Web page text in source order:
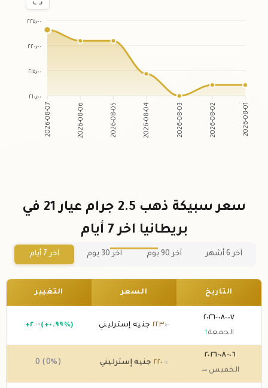
٢٢٥٫٠٠
٢٢٠٫٠٠
٢١٥٫٠٠
٢١٠٫٠٠
2026-08-07 2026-08-06 2026-08-05 2026-08-04 2026-08-03 2026-08-02 2026-08-01
سعر سبيكة ذهب 2.5 جرام عيار 21 في
بريطانيا اخر 7 أيام
آخر 6 أشهر آخر 90 يوم آخر 30 يوم آخر 7 أيام
التاريخ السعر التغيير
٠٧-٠٨-٢٠٢٦
الجمعة↑
٢٢٣.١٣ جنيه إسترليني +٢ .١٩ (+٠.٩٩%)
٠٦-٠٨-٢٠٢٦
الخميس →
٢٢٠ .٩٤ جنيه إسترليني 0 (0%)